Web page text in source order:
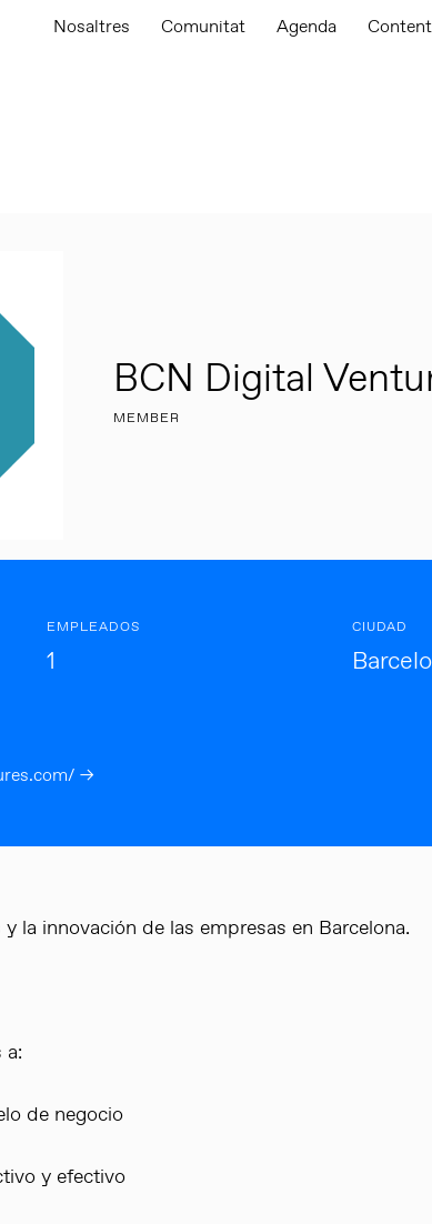
Nosaltres Comunitat Agenda Content
BCN Digital
MEMBER
EMPLEADOS
1
CIUDAD
→
la innovación de las empresas en Barcelona.
de negocio
y efectivo